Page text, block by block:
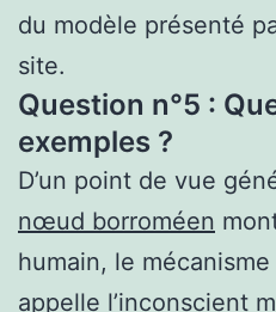
du modèle présenté
site.
Question n°5 :
exemples ?
D’un point de vue
nœud borroméen
humain, le mécanisme
appelle l’inconscient